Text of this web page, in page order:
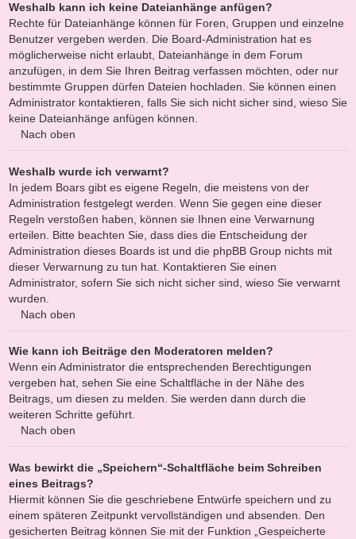
Weshalb kann ich keine Dateianhänge anfügen?
Rechte für Dateianhänge können für Foren, Gruppen und einzelne
Benutzer vergeben werden. Die Board-Administration hat es
möglicherweise nicht erlaubt, Dateianhänge in dem Forum
anzufügen, in dem Sie Ihren Beitrag verfassen möchten, oder nur
bestimmte Gruppen dürfen Dateien hochladen. Sie können einen
Administrator kontaktieren, falls Sie sich nicht sicher sind, wieso Sie
keine Dateianhänge anfügen können.
Nach oben
Weshalb wurde ich verwarnt?
In jedem Boars gibt es eigene Regeln, die meistens von der
Administration festgelegt werden. Wenn Sie gegen eine dieser
Regeln verstoßen haben, können sie Ihnen eine Verwarnung
erteilen. Bitte beachten Sie, dass dies die Entscheidung der
Administration dieses Boards ist und die phpBB Group nichts mit
dieser Verwarnung zu tun hat. Kontaktieren Sie einen
Administrator, sofern Sie sich nicht sicher sind, wieso Sie verwarnt
wurden.
Nach oben
Wie kann ich Beiträge den Moderatoren melden?
Wenn ein Administrator die entsprechenden Berechtigungen
vergeben hat, sehen Sie eine Schaltfläche in der Nähe des
Beitrags, um diesen zu melden. Sie werden dann durch die
weiteren Schritte geführt.
Nach oben
Was bewirkt die „Speichern“-Schaltfläche beim Schreiben
eines Beitrags?
Hiermit können Sie die geschriebene Entwürfe speichern und zu
einem späteren Zeitpunkt vervollständigen und absenden. Den
gesicherten Beitrag können Sie mit der Funktion „Gespeicherte